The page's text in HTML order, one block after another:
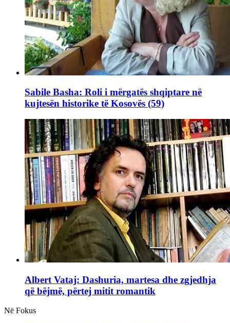
Sabile Basha: Roli i mërgatës shqiptare në
kujtesën historike të Kosovës (59)
Albert Vataj: Dashuria, martesa dhe zgjedhja
që bëjmë, përtej mitit romantik
Në Fokus